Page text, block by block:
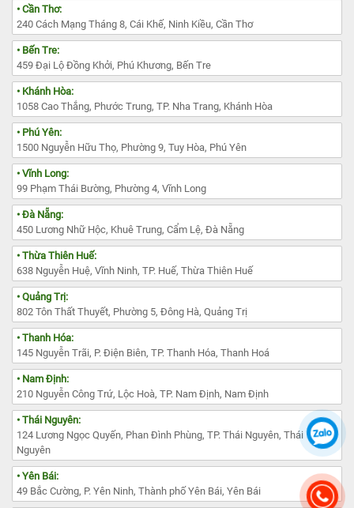
• Cần Thơ:
240 Cách Mạng Tháng 8, Cái Khế, Ninh Kiều, Cần Thơ
• Bến Tre:
459 Đại Lộ Đồng Khởi, Phú Khương, Bến Tre
• Khánh Hòa:
1058 Cao Thắng, Phước Trung, TP. Nha Trang, Khánh Hòa
• Phú Yên:
1500 Nguyễn Hữu Thọ, Phường 9, Tuy Hòa, Phú Yên
• Vĩnh Long:
99 Phạm Thái Bường, Phường 4, Vĩnh Long
• Đà Nẵng:
450 Lương Nhữ Hộc, Khuê Trung, Cẩm Lệ, Đà Nẵng
• Thừa Thiên Huế:
638 Nguyễn Huệ, Vĩnh Ninh, TP. Huế, Thừa Thiên Huế
• Quảng Trị:
802 Tôn Thất Thuyết, Phường 5, Đông Hà, Quảng Trị
• Thanh Hóa:
145 Nguyễn Trãi, P. Điện Biên, TP. Thanh Hóa, Thanh Hoá
• Nam Định:
210 Nguyễn Công Trứ, Lộc Hoà, TP. Nam Định, Nam Định
• Thái Nguyên:
124 Lương Ngọc Quyến, Phan Đình Phùng, TP. Thái Nguyên, Thái
Nguyên
• Yên Bái:
49 Bắc Cường, P. Yên Ninh, Thành phố Yên Bái, Yên Bái